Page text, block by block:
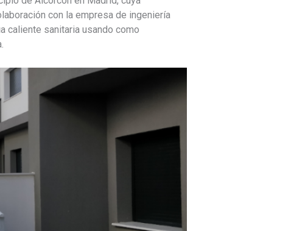
con la empresa de ingeniería
caliente sanitaria usando como